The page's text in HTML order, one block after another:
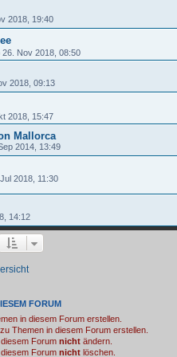
2018, 19:40
26. Nov 2018, 08:50
2018, 09:13
2018, 15:47
Mallorca
2014, 13:49
2018, 11:30
14:12
FORUM
in diesem Forum erstellen.
Themen in diesem Forum erstellen.
Forum nicht ändern.
Forum nicht löschen.